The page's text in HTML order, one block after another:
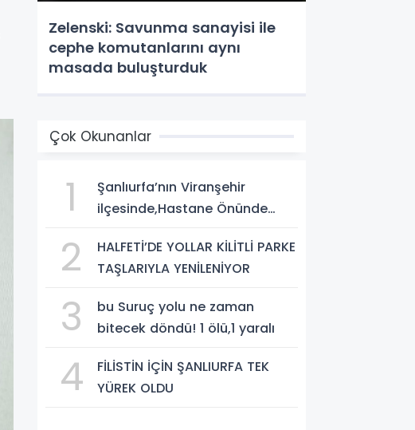
Zelenski: Savunma sanayisi ile
cephe komutanlarını aynı
masada buluşturduk
Çok Okunanlar
1
Şanlıurfa’nın Viranşehir
ilçesinde,Hastane Önünde
2
HALFETİ’DE YOLLAR KİLİTLİ PARKE
TAŞLARIYLA YENİLENİYOR
3
bu Suruç yolu ne zaman
bitecek döndü! 1 ölü,1 yaralı
4
FİLİSTİN İÇİN ŞANLIURFA TEK
YÜREK OLDU